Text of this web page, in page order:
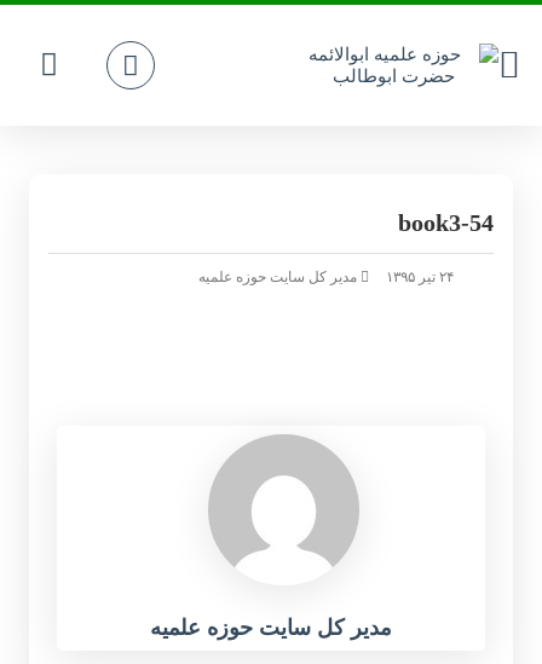
book3-54
۲۴ تیر ۱۳۹۵ مدیر کل سایت حوزه علمیه
مدیر کل سایت حوزه علمیه